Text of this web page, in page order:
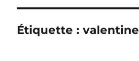
Étiquette :valentine